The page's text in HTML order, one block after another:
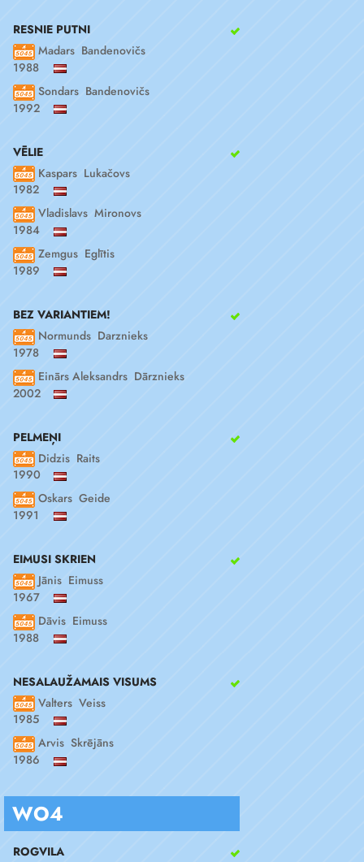
RESNIE PUTNI
Madars Bandenovičs
1988
Sondars Bandenovičs
1992
VĒLIE
Kaspars Lukačovs
1982
Vladislavs Mironovs
1984
Zemgus Eglītis
1989
BEZ VARIANTIEM!
Normunds Darznieks
1978
Einārs Aleksandrs Dārznieks
2002
PELMEŅI
Didzis Raits
1990
Oskars Geide
1991
EIMUSI SKRIEN
Jānis Eimuss
1967
Dāvis Eimuss
1988
NESALAUŽAMAIS VISUMS
Valters Veiss
1985
Arvis Skrējāns
1986
WO4
ROGVILA